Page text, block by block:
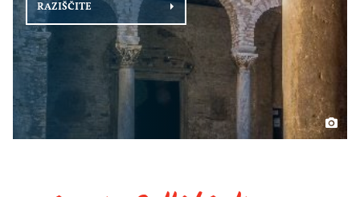
RAZIŠČITE